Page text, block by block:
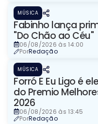
MÚSICA
Fabinho lança
"Do Chão ao Céu"
06/08/2026 às 14:00
PorRedação
MÚSICA
Forró E Eu Ligo é
do Premio
2026
06/08/2026 às 13:45
PorRedação